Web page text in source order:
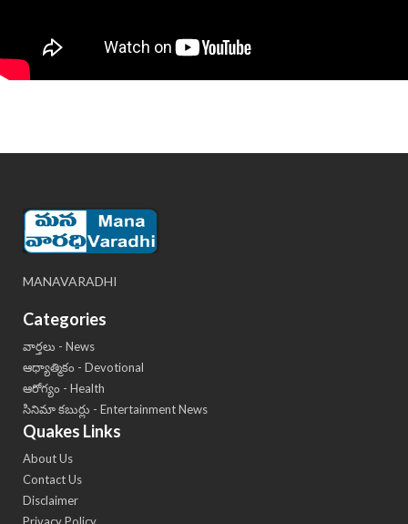
MANAVARADHI
Categories
వార్తలు - News
ఆధ్యాత్మికం - Devotional
ఆరోగ్యం - Health
సినిమా కబుర్లు - Entertainment News
Quakes Links
About Us
Contact Us
Disclaimer